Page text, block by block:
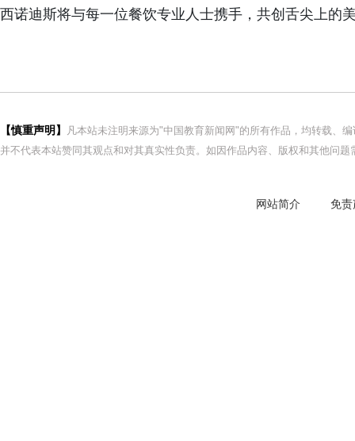
西诺迪斯将与每一位餐饮专业人士携手，共创舌尖上的
【慎重声明】
凡本站未注明来源为"中国教育新闻网"的所有作品，均转载、
并不代表本站赞同其观点和对其真实性负责。如因作品内容、版权和其他问
网站简介 免责